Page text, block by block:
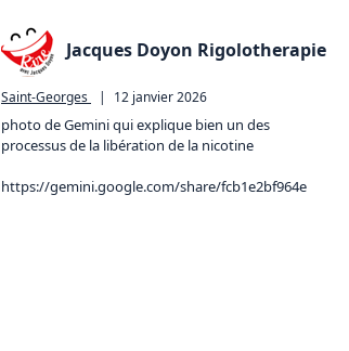
Jacques Doyon Rigolotherapie
Saint-Georges | 12 janvier 2026
photo de Gemini qui explique bien un des
processus de la libération de la nicotine
https://gemini.google.com/share/fcb1e2bf964e